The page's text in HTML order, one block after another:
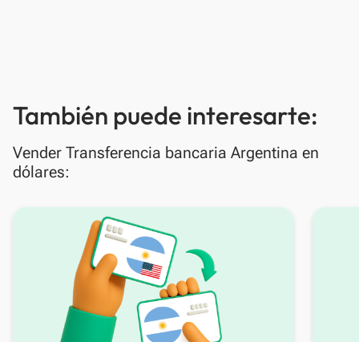
También puede interesarte:
Vender Transferencia bancaria Argentina en
dólares: